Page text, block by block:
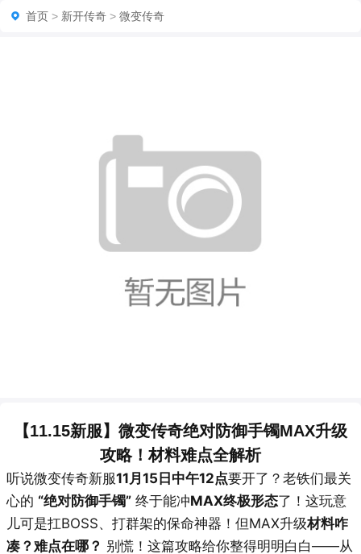
首页 > 新开传奇 > 微变传奇
【11.15新服】微变传奇绝对防御手镯MAX升级
攻略！材料难点全解析
听说微变传奇新服11月15日中午12点要开了？老铁们最关
心的 “绝对防御手镯” 终于能冲MAX终极形态了！这玩意
儿可是扛BOSS、打群架的保命神器！但MAX升级材料咋
凑？难点在哪？ 别慌！这篇攻略给你整得明明白白——从